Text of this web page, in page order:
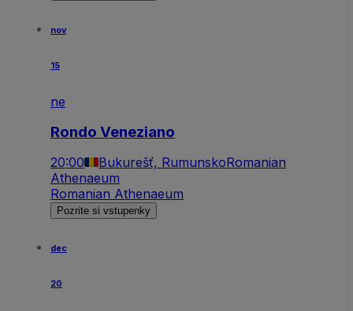
nov
15
ne
Rondo Veneziano
20:00 Bukurešť, RumunskoRomanian
Athenaeum
Romanian Athenaeum
Pozrite si vstupenky
dec
20